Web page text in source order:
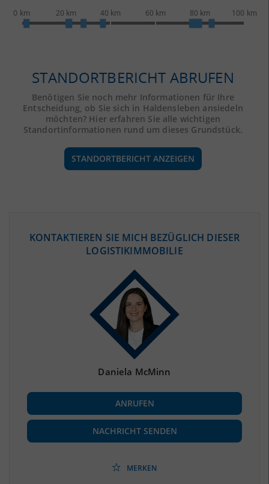
0 km
20 km 40 km 60 km 80 km 100 km
STANDORTBERICHT ABRUFEN
Benötigen Sie noch mehr Informationen für Ihre
Entscheidung, ob Sie sich in Haldensleben ansiedeln
möchten? Hier erfahren Sie alle wichtigen
Standortinformationen rund um dieses Grundstück.
STANDORTBERICHT ANZEIGEN
(STAND: 12/2019)
(Landkreis / Kreisfreie Stadt)
BESCHÄFTIGUNG
Beschäftigte
(Landkreis / Kreisfreie Stadt)
72.554
KONTAKTIEREN SIE MICH BEZÜGLICH DIESER
LOGISTIKIMMOBILIE
Daniela McMinn
ANRUFEN
NACHRICHT SENDEN
MERKEN